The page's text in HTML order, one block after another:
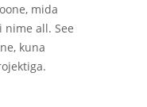
mida
nime all. See
kuna